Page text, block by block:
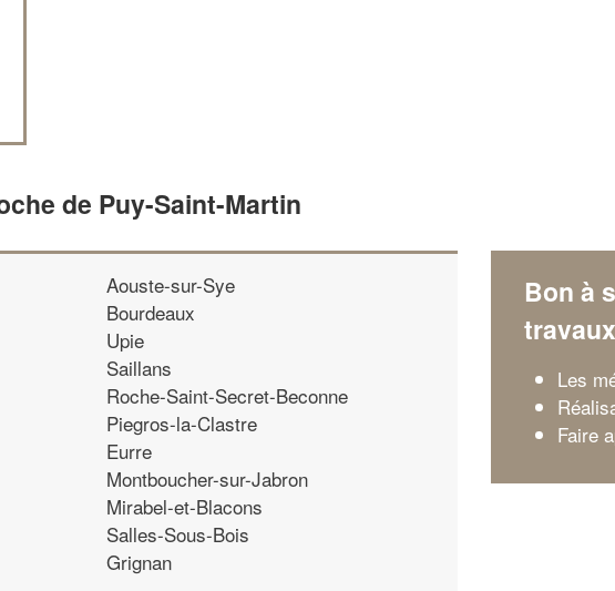
de Puy-Saint-Martin
Aouste-sur-Sye
Bourdeaux
Upie
Saillans
Roche-Saint-Secret-Beconne
Piegros-la-Clastre
Eurre
Montboucher-sur-Jabron
Mirabel-et-Blacons
Salles-Sous-Bois
Grignan
Bon à
travaux
Les
Faire